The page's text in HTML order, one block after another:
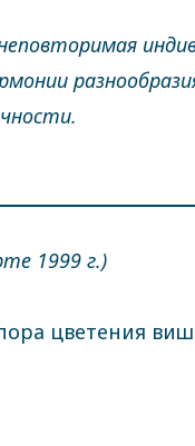
1999 г.)
цветения